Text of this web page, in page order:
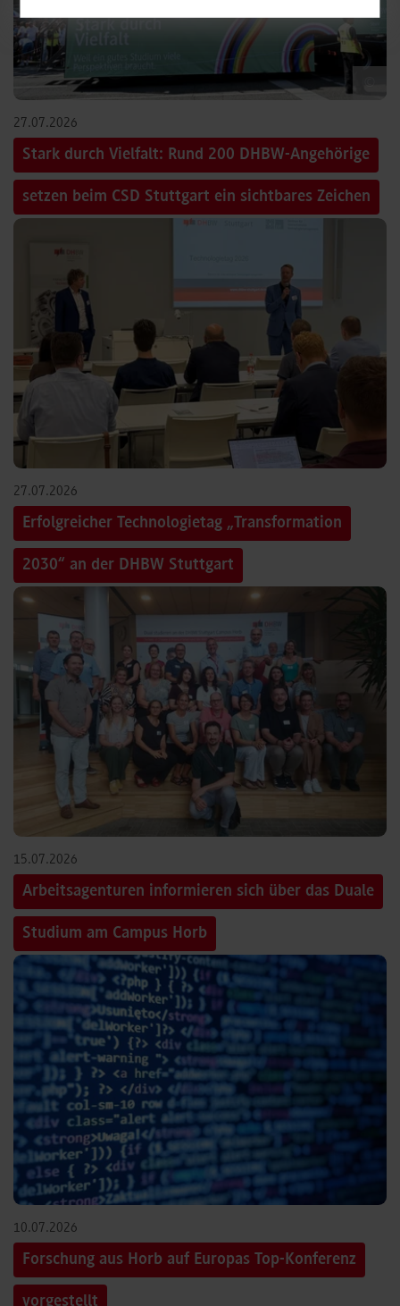
27.07.2026
Stark durch Vielfalt: Rund 200 DHBW-Angehörige
setzen beim CSD Stuttgart ein sichtbares Zeichen
27.07.2026
Erfolgreicher Technologietag „Transformation
2030“ an der DHBW Stuttgart
15.07.2026
Arbeitsagenturen informieren sich über das Duale
Studium am Campus Horb
10.07.2026
Forschung aus Horb auf Europas Top-Konferenz
vorgestellt